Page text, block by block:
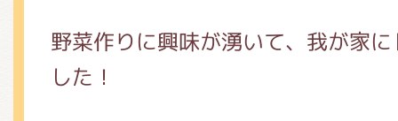
野菜作りに興味が湧いて、我が家
した！